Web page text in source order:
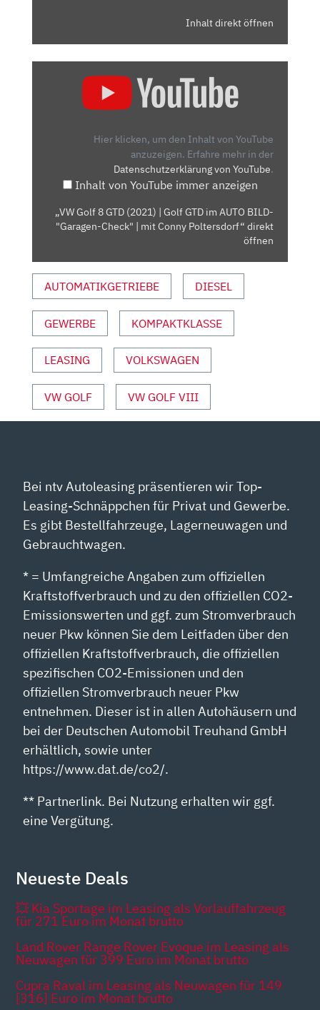
Inhalt direkt öffnen
AUTO
BILD-
| MIT
CONNY
POLTERSDORF“
VON
ANZEIGEN
Hier klicken, um den Inhalt von YouTube
anzuzeigen. Erfahre mehr in der
Datenschutzerklärung von YouTube.
Inhalt von YouTube immer anzeigen
„VW Golf 8 GTD (2021) | Golf GTD im AUTO BILD-
"Garagen-Check" | mit Conny Poltersdorf“ direkt
öffnen
AUTOMATIKGETRIEBE DIESEL
GEWERBE KOMPAKTKLASSE
LEASING VOLKSWAGEN
VW GOLF VW GOLF VIII
Bei ntv Autoleasing präsentieren wir Top-
Leasing-Schnäppchen für Privat und Gewerbe.
Es gibt Bestellfahrzeuge, Lagerneuwagen und
Gebrauchtwagen.
* = Umfangreiche Angaben zum offiziellen
Kraftstoffverbrauch und zu den offiziellen CO2-
Emissionswerten und ggf. zum Stromverbrauch
neuer Pkw können Sie dem Leitfaden über den
offiziellen Kraftstoffverbrauch, die offiziellen
spezifischen CO2-Emissionen und den
offiziellen Stromverbrauch neuer Pkw
entnehmen. Dieser ist in allen Autohäusern und
bei der Deutschen Automobil Treuhand GmbH
erhältlich, sowie unter
https://www.dat.de/co2/.
** Partnerlink. Bei Nutzung erhalten wir ggf.
eine Vergütung.
Neueste Deals
💥 Kia Sportage im Leasing als Vorlauffahrzeug
für 271 Euro im Monat brutto
Land Rover Range Rover Evoque im Leasing als
Neuwagen für 399 Euro im Monat brutto
Cupra Raval im Leasing als Neuwagen für 149
[316] Euro im Monat brutto